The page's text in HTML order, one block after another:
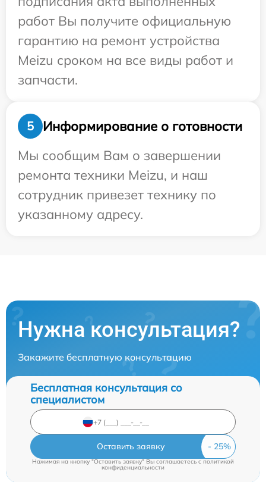
работ Вы получите официальную
гарантию на ремонт устройства
Meizu сроком на все виды работ и
запчасти.
5
Информирование о готовности
Мы сообщим Вам о завершении
ремонта техники Meizu, и наш
сотрудник привезет технику по
указанному адресу.
Нужна консультация?
Закажите бесплатную консультацию
Бесплатная консультация со
специалистом
Оставить заявку
Нажимая на кнопку "Оставить заявку" Вы соглашаетесь c политикой
конфиденциальности